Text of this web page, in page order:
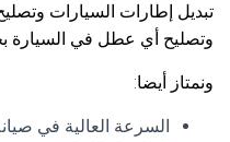
تبديل إطارات السيارات
وتصليح أي عطل في السيارة
ونمتاز أيضا:
السرعة العالية في